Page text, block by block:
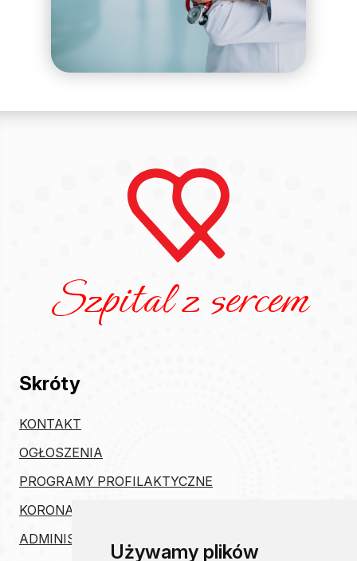
Używamy plików
Szpital z sercem
Skróty
KONTAKT
OGŁOSZENIA
PROGRAMY PROFILAKTYCZNE
KORONAWIRUS
ADMINISTRACJA